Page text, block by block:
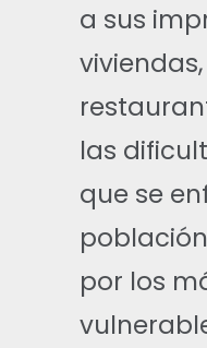
a sus
las
que se
por los